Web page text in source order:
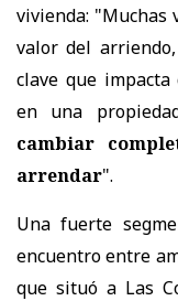
vivienda: "Muchas
valor del
clave que
en una
cambiar
arrendar".
Una fuerte
encuentro entre
que situó a Las